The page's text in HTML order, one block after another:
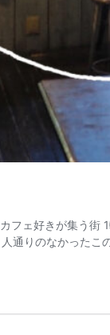
ェ好きが集う街
通りのなかった